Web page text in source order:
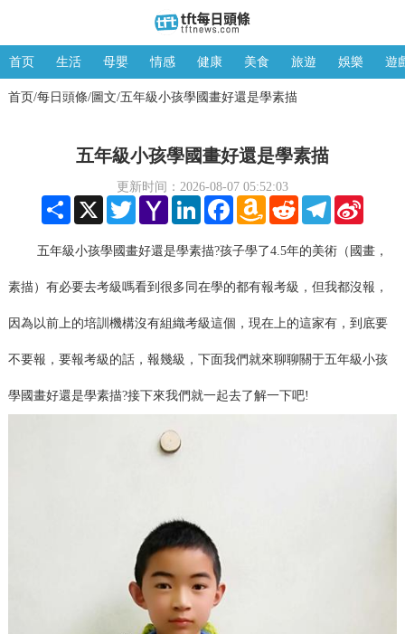
首页 生活 母嬰 情感 健康 美食 旅遊 娛樂 遊
首页/每日頭條/圖文/五年級小孩學國畫好還是學素描
五年級小孩學國畫好還是學素描
更新时间：2026-08-07 05:52:03
Share X TwitterYahoo
Mail
LinkedInFacebookAmazon
Wish
RedditTelegramSina
五年級小孩學國畫好還是學素描?孩子學了4.5年的美術（國畫，
素描）有必要去考級嗎看到很多同在學的都有報考級，但我都沒報，
因為以前上的培訓機構沒有組織考級這個，現在上的這家有，到底要
不要報，要報考級的話，報幾級，下面我們就來聊聊關于五年級小孩
學國畫好還是學素描?接下來我們就一起去了解一下吧!